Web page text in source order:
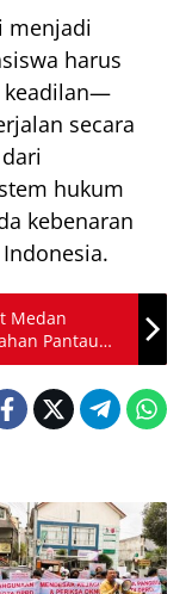
menjadi
harus
keadilan—
secara
hukum
kebenaran
Medan
Pantau